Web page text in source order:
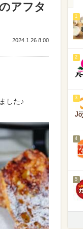
アフタ
2024.1.26 8:00
した♪
1
2
3
4
5